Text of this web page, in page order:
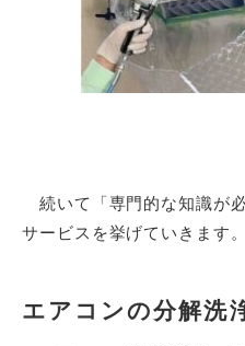
続いて「専門的な知識が
サービスを挙げていきます。
エアコンの分解洗